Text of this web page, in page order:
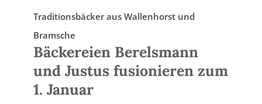
Traditionsbäcker aus Wallenhorst und
Bramsche
Bäckereien Berelsmann
und Justus fusionieren zum
1. Januar